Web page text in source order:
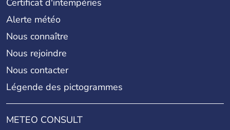
Certificat d'intempéries
Alerte météo
Nous connaître
Nous rejoindre
Nous contacter
Légende des pictogrammes
METEO CONSULT